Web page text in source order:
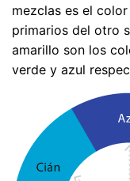
mezclas es el
primarios del otro
amarillo son los
verde y azul